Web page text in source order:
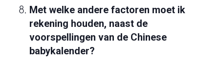
Met welke andere factoren moet ik
rekening houden, naast de
voorspellingen van de Chinese
babykalender?